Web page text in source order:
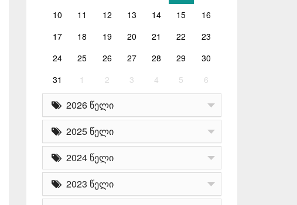
10
11 12 13 14 15
16
17
18 19 20 21 22
23
24
25 26 27 28 29
30
31
1 2 3 4 5 6
2026 წელი
2025 წელი
2024 წელი
2023 წელი